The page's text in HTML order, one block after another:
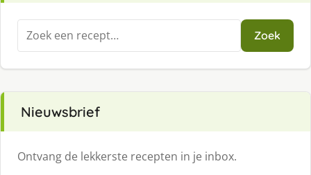
Zoeken
naar:
Zoek
Nieuwsbrief
Ontvang de lekkerste recepten in je inbox.